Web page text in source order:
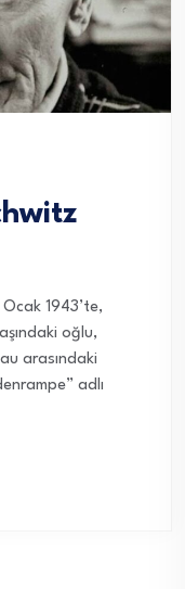
1943’te,
oğlu,
arasındaki
adlı